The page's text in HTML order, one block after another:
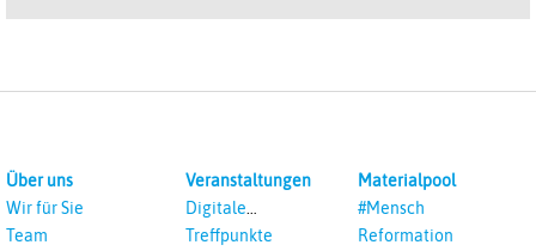
Über uns
Wir für Sie
Team
Veranstaltungen
Digitale
Veranstaltungen
Treffpunkte
Materialpool
#Mensch
Reformation